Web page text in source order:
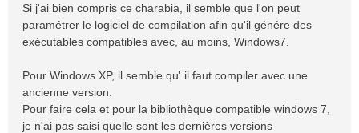
Si j'ai bien compris ce charabia, il semble que l'on peut
paramétrer le logiciel de compilation afin qu'il génére des
exécutables compatibles avec, au moins, Windows7.
Pour Windows XP, il semble qu' il faut compiler avec une
ancienne version.
Pour faire cela et pour la bibliothèque compatible windows 7,
je n'ai pas saisi quelle sont les dernières versions